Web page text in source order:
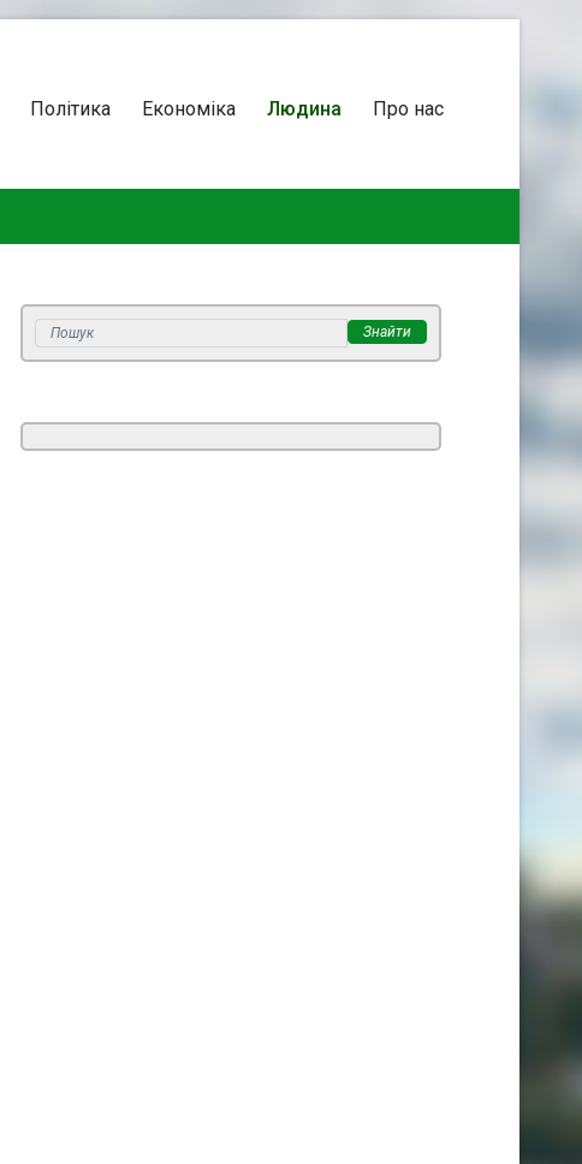
Політика Економіка Людина Про нас
Знайти